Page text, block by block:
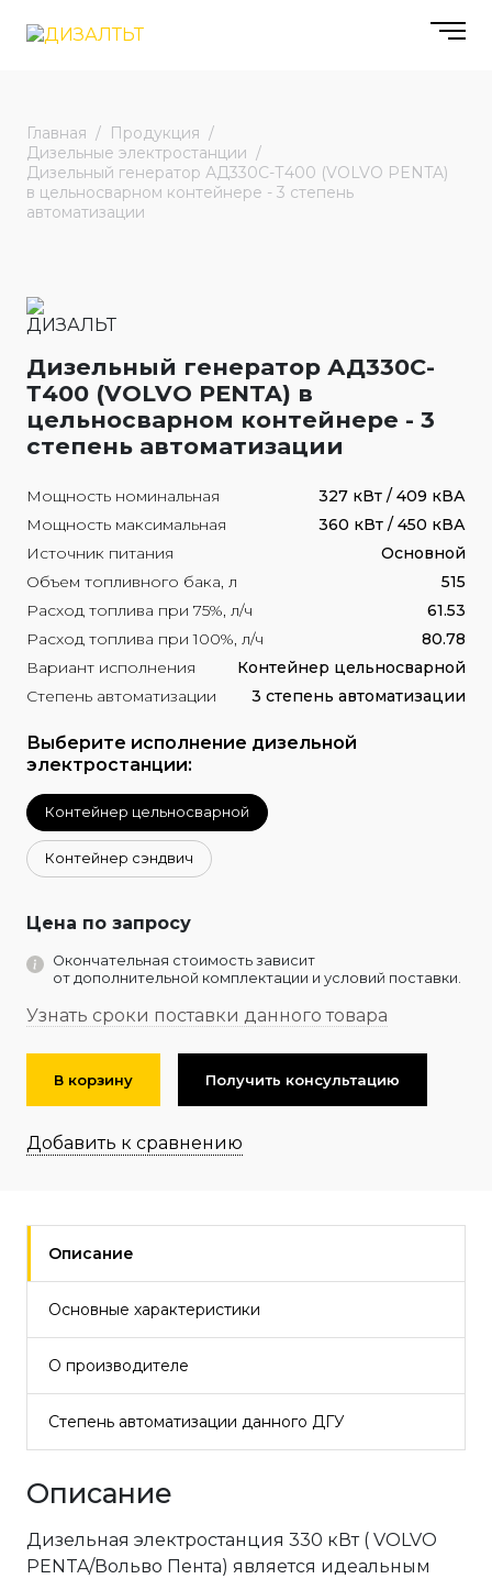
Главная
Продукция
Дизельные электростанции
Дизельный генератор АД330С-Т400 (VOLVO PENTA)
в цельносварном контейнере - 3 степень
автоматизации
Дизельный генератор АД330С-
Т400 (VOLVO PENTA) в
цельносварном контейнере - 3
степень автоматизации
Мощность номинальная
327 кВт / 409 кВА
Мощность максимальная
360 кВт / 450 кВА
Источник питания
Основной
Объем топливного бака, л
515
Расход топлива при 75%, л/ч
61.53
Расход топлива при 100%, л/ч
80.78
Вариант исполнения
Контейнер цельносварной
Степень автоматизации
3 степень автоматизации
Выберите исполнение дизельной
электростанции:
Контейнер цельносварной
Контейнер сэндвич
Цена по запросу
Окончательная стоимость зависит
от дополнительной комплектации и условий поставки.
Узнать сроки поставки данного товара
В корзину Получить консультацию
Добавить к сравнению
Описание
Основные характеристики
О производителе
Степень автоматизации данного ДГУ
Описание
Дизельная электростанция 330 кВт ( VOLVO
PENTA/Вольво Пента) является идеальным